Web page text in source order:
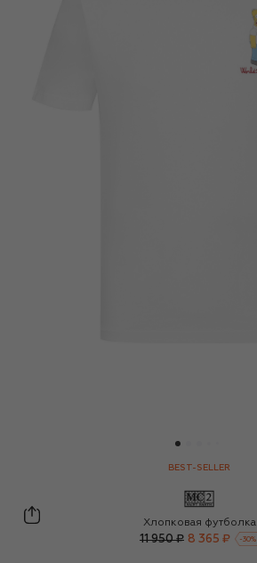
BEST-SELLER
MC2 Saint Barth
Хлопковая футболка
11 950 ₽ 8 365 ₽ -30%